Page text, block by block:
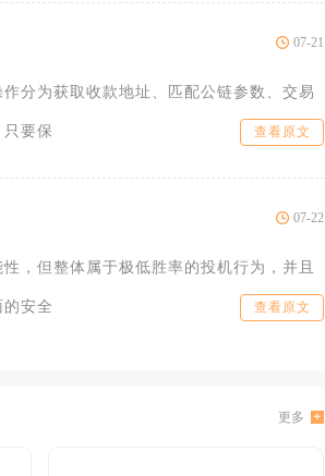
07-21
分为获取收款地址、匹配公链参数、交易
要保 查看原文
07-22
，但整体属于极低胜率的投机行为，并且
安全 查看原文
更多